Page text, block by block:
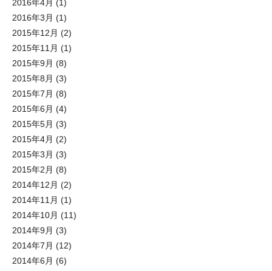
2016年4月 (1)
2016年3月 (1)
2015年12月 (2)
2015年11月 (1)
2015年9月 (8)
2015年8月 (3)
2015年7月 (8)
2015年6月 (4)
2015年5月 (3)
2015年4月 (2)
2015年3月 (3)
2015年2月 (8)
2014年12月 (2)
2014年11月 (1)
2014年10月 (11)
2014年9月 (3)
2014年7月 (12)
2014年6月 (6)